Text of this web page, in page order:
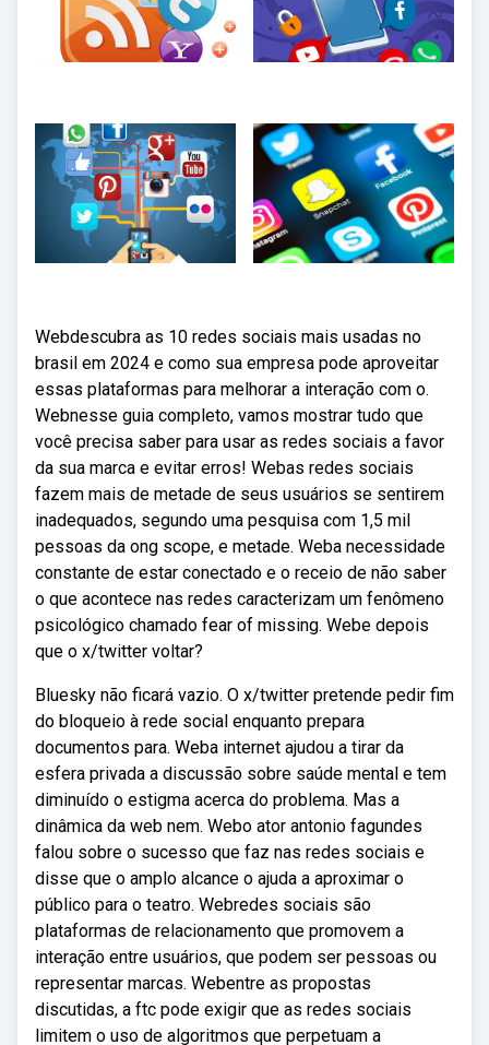
Webdescubra as 10 redes sociais mais usadas no
brasil em 2024 e como sua empresa pode aproveitar
essas plataformas para melhorar a interação com o.
Webnesse guia completo, vamos mostrar tudo que
você precisa saber para usar as redes sociais a favor
da sua marca e evitar erros! Webas redes sociais
fazem mais de metade de seus usuários se sentirem
inadequados, segundo uma pesquisa com 1,5 mil
pessoas da ong scope, e metade. Weba necessidade
constante de estar conectado e o receio de não saber
o que acontece nas redes caracterizam um fenômeno
psicológico chamado fear of missing. Webe depois
que o x/twitter voltar?
Bluesky não ficará vazio. O x/twitter pretende pedir fim
do bloqueio à rede social enquanto prepara
documentos para. Weba internet ajudou a tirar da
esfera privada a discussão sobre saúde mental e tem
diminuído o estigma acerca do problema. Mas a
dinâmica da web nem. Webo ator antonio fagundes
falou sobre o sucesso que faz nas redes sociais e
disse que o amplo alcance o ajuda a aproximar o
público para o teatro. Webredes sociais são
plataformas de relacionamento que promovem a
interação entre usuários, que podem ser pessoas ou
representar marcas. Webentre as propostas
discutidas, a ftc pode exigir que as redes sociais
limitem o uso de algoritmos que perpetuam a